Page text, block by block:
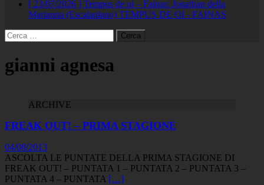
[ 23/07/2026 ] Tempus de oi – Fainas: Jonathan della
Marianna (Escalaplano) TEMPUS DE OI - FAINAS
Ricerca
per:
gianni agnesa
ARCHIVE
FREAK OUT! – PRIMA STAGIONE
04/08/2013
ASCOLTA LE PUNTATE DELLA PRIMA STAGIONE DI
FREAK OUT! – PUNTATA 1 – PUNTATA 2 – PUNTATA 3 –
PUNTATA 4 – PUNTATA […]